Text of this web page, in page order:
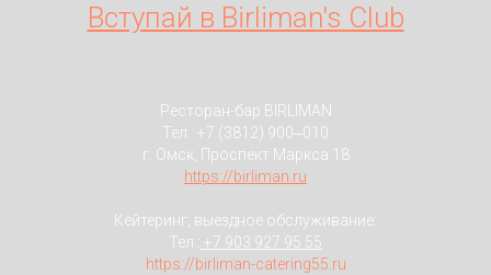
Вступай в Birliman's Club
Ресторан-бар BIRLIMAN
Тел.: +7 (3812) 900‒010
г. Омск, Проспект Маркса 18
https://birliman.ru
Кейтеринг, выездное обслуживание:
Тел.:
+7 903 927 95 55
https://birliman-catering55.ru